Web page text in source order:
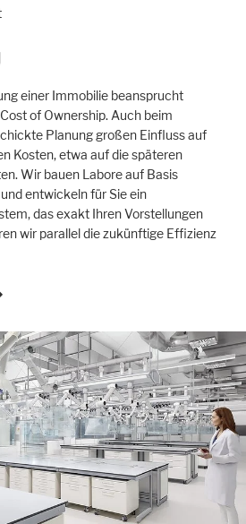
einer Immobilie beansprucht
of Ownership. Auch beim
Planung großen Einfluss auf
Kosten, etwa auf die späteren
Wir bauen Labore auf Basis
entwickeln für Sie ein
das exakt Ihren Vorstellungen
wir parallel die zukünftige Effizienz